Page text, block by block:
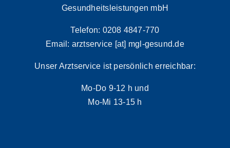
Gesundheitsleistungen mbH
Telefon: 0208 4847-770
Email: arztservice [at] mgl-gesund.de
Unser Arztservice ist persönlich erreichbar:
Mo-Do 9-12 h und
Mo-Mi 13-15 h